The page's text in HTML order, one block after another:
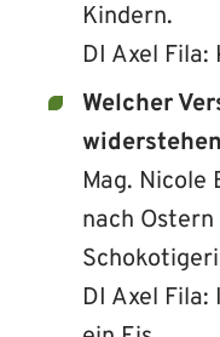
Kindern.
DI Axel Fila:
Welcher
Mag. Nicole
nach
DI Axel